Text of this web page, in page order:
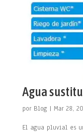
Agua
por Blog| Mar 28,
El agua pluvial es